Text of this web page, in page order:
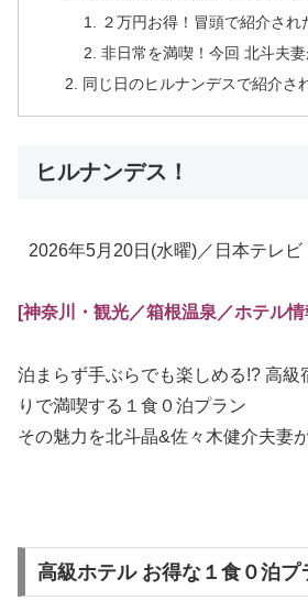
２万円お得！冒頭で紹介され
非日常を満喫！今回 北斗夫
同じ日のヒルナンデスで紹介さ
ヒルナンデス！
2026年5月20日 (水曜) ／日本テレビ
[神奈川・観光／箱根温泉／ホテル情
泊まらず手ぶらでも楽しめる!? 高級
りで満喫する１食０泊プラン
その魅力を北斗晶&佐々木健介夫妻
高級ホテル お得な１食０泊プ